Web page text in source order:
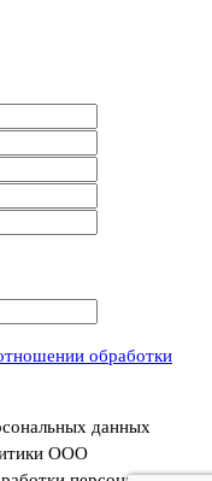
обработки
данных
ООО